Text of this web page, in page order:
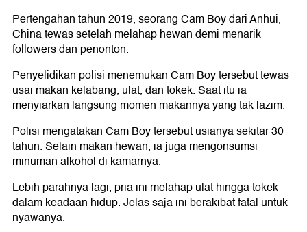
Pertengahan tahun 2019, seorang Cam Boy dari Anhui,
China tewas setelah melahap hewan demi menarik
followers dan penonton.
Penyelidikan polisi menemukan Cam Boy tersebut tewas
usai makan kelabang, ulat, dan tokek. Saat itu ia
menyiarkan langsung momen makannya yang tak lazim.
Polisi mengatakan Cam Boy tersebut usianya sekitar 30
tahun. Selain makan hewan, ia juga mengonsumsi
minuman alkohol di kamarnya.
Lebih parahnya lagi, pria ini melahap ulat hingga tokek
dalam keadaan hidup. Jelas saja ini berakibat fatal untuk
nyawanya.